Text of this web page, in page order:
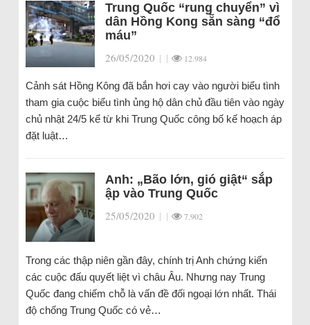
Trung Quốc “rung chuyển” vì
dân Hồng Kong sẵn sàng “đổ
máu”
26/05/2020 | | 12.984
Cảnh sát Hồng Kông đã bắn hơi cay vào người biểu tình
tham gia cuộc biểu tình ủng hộ dân chủ đầu tiên vào ngày
chủ nhật 24/5 kể từ khi Trung Quốc công bố kế hoạch áp
đặt luật…
Anh: „Bão lớn, gió giật“ sắp
ập vào Trung Quốc
25/05/2020 | | 7.902
Trong các thập niên gần đây, chính trị Anh chứng kiến
các cuộc đấu quyết liệt vì châu Âu. Nhưng nay Trung
Quốc đang chiếm chỗ là vấn đề đối ngoại lớn nhất. Thái
độ chống Trung Quốc có vẻ…